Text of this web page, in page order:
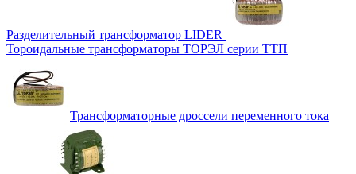
Разделительный трансформатор LIDER
Тороидальные трансформаторы ТОРЭЛ серии ТТП
Трансформаторные дроссели переменного тока